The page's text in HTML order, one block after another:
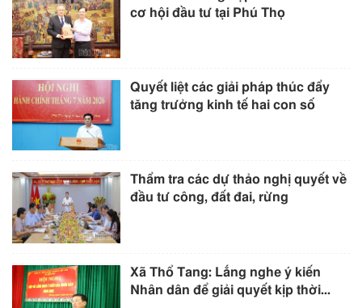
cơ hội đầu tư tại Phú Thọ
Quyết liệt các giải pháp thúc đẩy
tăng trưởng kinh tế hai con số
Thẩm tra các dự thảo nghị quyết về
đầu tư công, đất đai, rừng
Xã Thổ Tang: Lắng nghe ý kiến
Nhân dân để giải quyết kịp thời...